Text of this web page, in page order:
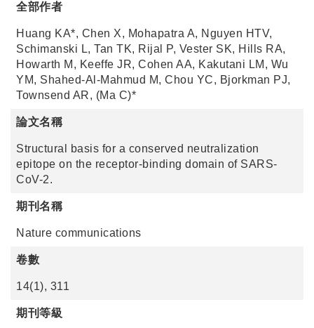
全部作者
Huang KA*, Chen X, Mohapatra A, Nguyen HTV,
Schimanski L, Tan TK, Rijal P, Vester SK, Hills RA,
Howarth M, Keeffe JR, Cohen AA, Kakutani LM, Wu
YM, Shahed-Al-Mahmud M, Chou YC, Bjorkman PJ,
Townsend AR, (Ma C)*
論文名稱
Structural basis for a conserved neutralization
epitope on the receptor-binding domain of SARS-
CoV-2.
期刊名稱
Nature communications
卷數
14(1), 311
期刊等級